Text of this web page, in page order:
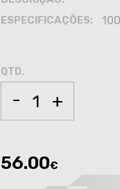
ESPECIFICAÇÕES:
QTD.
- +
56.00€